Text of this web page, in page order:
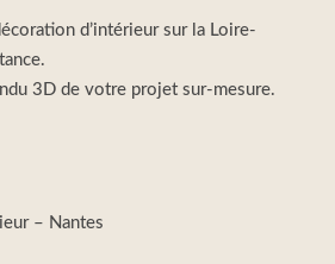
d’intérieur sur la Loire-
3D de votre projet sur-mesure.
– Nantes